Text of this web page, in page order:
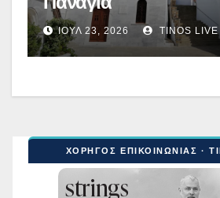
ΙΟΎΛ 23, 2026 TINOS
ΧΟΡΗΓΟΣ ΕΠΙΚΟΙΝΩΝΙΑΣ ·